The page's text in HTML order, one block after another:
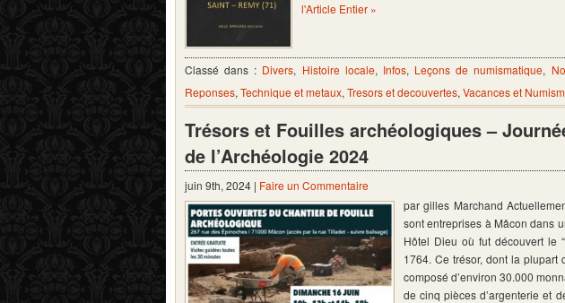
l'Article Entier »
Classé dans : Divers, Histoire locale, Infos, Leçons de numismatique,
Reponses, Technique et metaux, Tresors et decouvertes, Vacances et
Trésors et Fouilles archéologiques –
de l’Archéologie 2024
juin 9th, 2024 | Faire un Commentaire
par gilles Marchand
sont entreprises à Mâcon dans
Hôtel Dieu où fut découvert le
1764. Ce trésor, dont la plupart
composé d’environ 30.000
de cinq pièces d’argenterie et